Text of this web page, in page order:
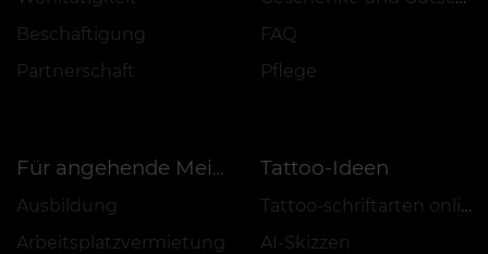
Beschäftigung
Partnerschaft
FAQ
Pflege
Für angehende Meister
Ausbildung
Arbeitsplatzvermietung
Tattoo-Ideen
Tattoo-schriftarten online
AI-Skizzen